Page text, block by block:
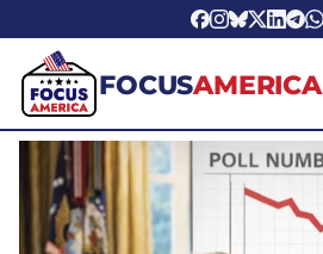
FOCUSAMERICA